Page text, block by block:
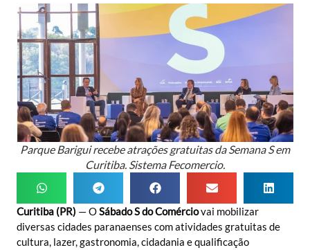
Parque Barigui recebe atrações gratuitas da Semana S em
Curitiba. Sistema Fecomercio.
Curitiba (PR) — OSábado S do Comérciovai mobilizar
diversas cidades paranaenses com atividades gratuitas de
cultura, lazer, gastronomia, cidadania e qualificação